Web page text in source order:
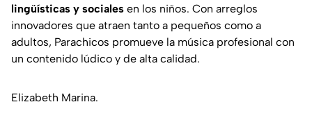
lingüísticas y sociales en los niños. Con arreglos
innovadores que atraen tanto a pequeños como a
adultos, Parachicos promueve la música profesional con
un contenido lúdico y de alta calidad.
Elizabeth Marina.